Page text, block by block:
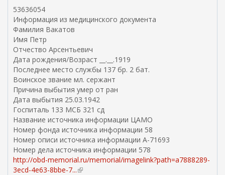
е
я
я
с
с
ы
л
к
а
53636054
Информация из медицинского документа
Фамилия Вакатов
Имя Петр
Отчество Арсентьевич
Дата рождения/Возраст __.__.1919
Последнее место службы 137 бр. 2 бат.
Воинское звание мл. сержант
Причина выбытия умер от ран
Дата выбытия 25.03.1942
Госпиталь 133 МСБ 321 сд
Название источника информации ЦАМО
Номер фонда источника информации 58
Номер описи источника информации А-71693
Номер дела источника информации 578
http://obd-memorial.ru/memorial/imagelink?path=a7888289-
3ecd-4e63-8bbe-7...(